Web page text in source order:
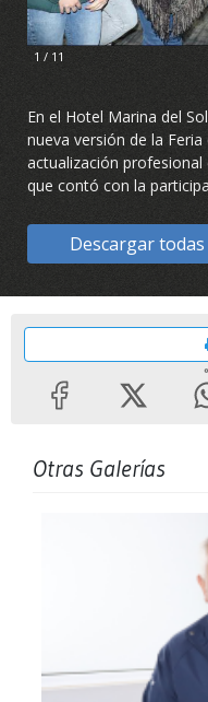
1 / 11
En el Hotel Marina del
nueva versión de la
actualización
que contó con la
Descargar
Otras Galerías